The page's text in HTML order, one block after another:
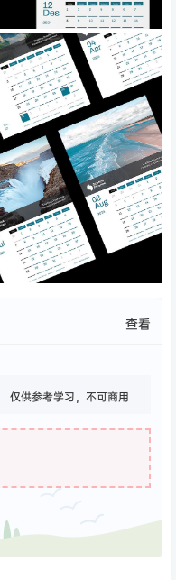
查看
仅供参考学习，不可商用